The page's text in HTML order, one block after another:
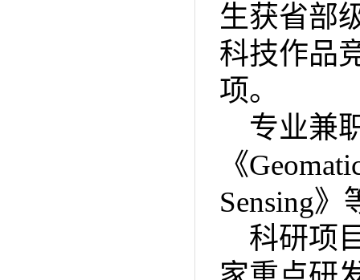
生获省部
科技作品
项。
专业兼
《
Sensing
科研项